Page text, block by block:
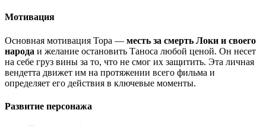
Мотивация
Основная мотивация Тора — месть за смерть Локи и своего
народа и желание остановить Таноса любой ценой. Он несет
на себе груз вины за то, что не смог их защитить. Эта личная
вендетта движет им на протяжении всего фильма и
определяет его действия в ключевые моменты.
Развитие персонажа